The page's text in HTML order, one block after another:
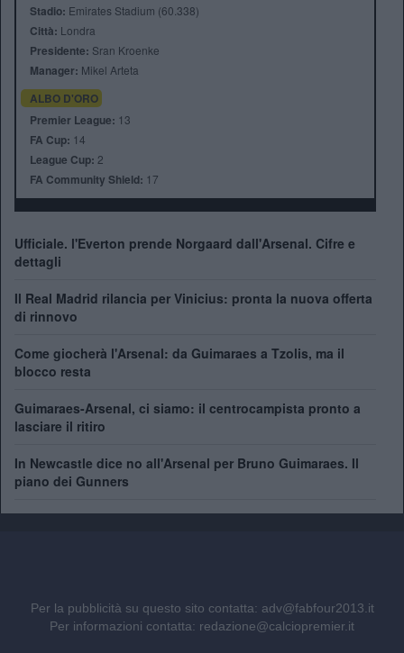
Stadio: Emirates Stadium (60.338)
Città: Londra
Presidente: Sran Kroenke
Manager: Mikel Arteta
ALBO D'ORO
Premier League: 13
FA Cup: 14
League Cup: 2
FA Community Shield: 17
Ufficiale. l'Everton prende Norgaard dall'Arsenal. Cifre e
dettagli
Il Real Madrid rilancia per Vinicius: pronta la nuova offerta
di rinnovo
Come giocherà l'Arsenal: da Guimaraes a Tzolis, ma il
blocco resta
Guimaraes-Arsenal, ci siamo: il centrocampista pronto a
lasciare il ritiro
In Newcastle dice no all'Arsenal per Bruno Guimaraes. Il
piano dei Gunners
Per la pubblicità su questo sito contatta: adv@fabfour2013.it
Per informazioni contatta: redazione@calciopremier.it